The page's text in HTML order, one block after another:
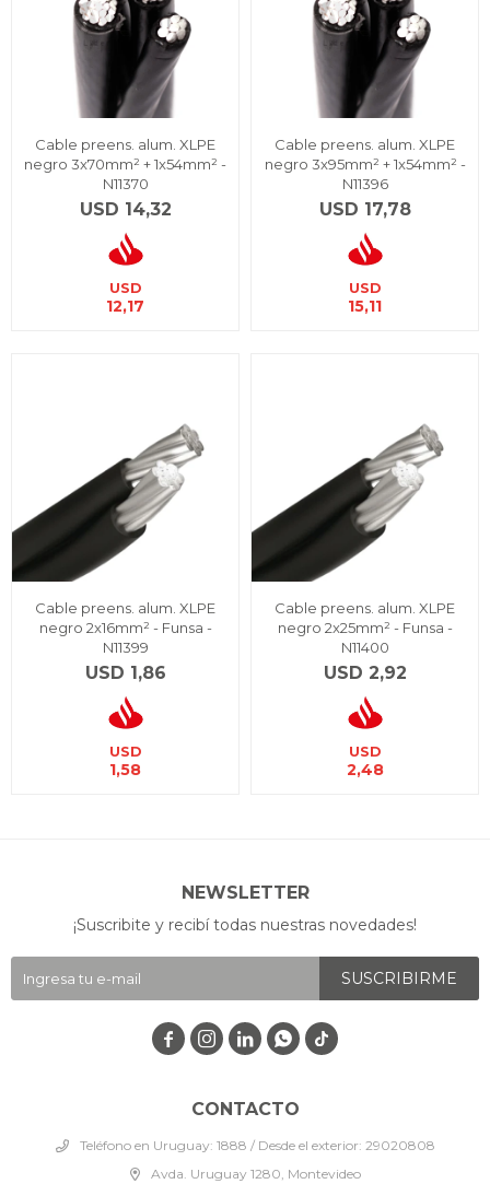
Cable preens. alum. XLPE
negro 3x70mm² + 1x54mm² -
N11370
USD 14,32
USD
12,17
Cable preens. alum. XLPE
negro 3x95mm² + 1x54mm² -
N11396
USD 17,78
USD
15,11
Cable preens. alum. XLPE
negro 2x16mm² - Funsa -
N11399
USD 1,86
USD
1,58
Cable preens. alum. XLPE
negro 2x25mm² - Funsa -
N11400
USD 2,92
USD
2,48
CONTACTO
Teléfono en Uruguay: 1888 / Desde el exterior: 29020808
Avda. Uruguay 1280, Montevideo
NEWSLETTER
¡Suscribite y recibí todas nuestras novedades!
SUSCRIBIRME
   